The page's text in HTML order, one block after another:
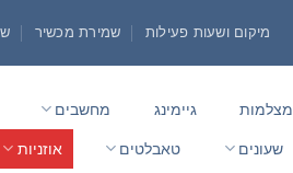
מיקום ושעות פעילות שמירת מכשיר
מצלמות גיימינג מחשבים
שעונים טאבלטים אוזניות